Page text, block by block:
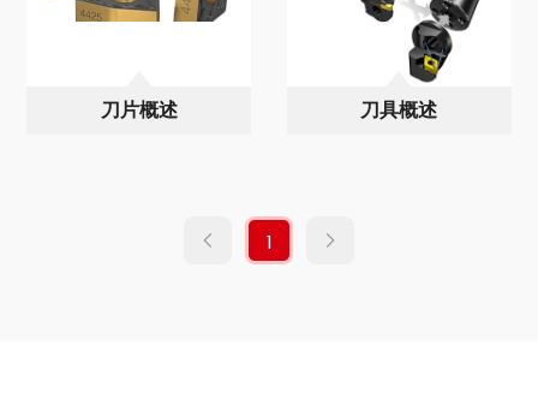
刀片概述 刀具概述
1